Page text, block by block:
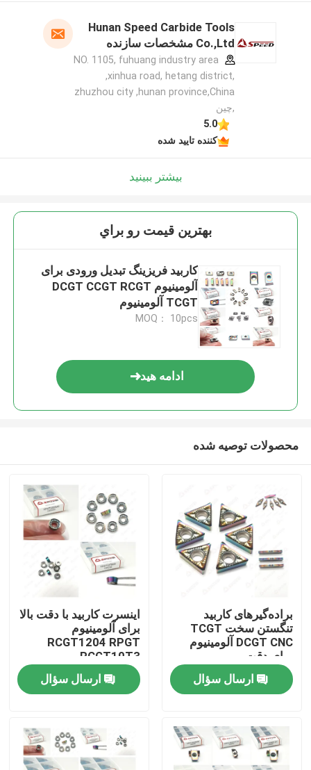
خانه
Hunan Speed Carbide Tools
Co.,Ltd مشخصات سازنده
NO. 1105, fuhuang industry area
,xinhua road, hetang district,
zhuzhou city ,hunan province,China
,چین
5.0
کننده تایید شده
بیشتر ببینید
بهترين قيمت رو براي
کاربید فریزینگ تبدیل ورودی برای
آلومینیوم DCGT CCGT RCGT
TCGT آلومینیوم
MOQ： 10pcs
ادامه هید
محصولات توصیه شده
براده‌گیرهای کاربید
تنگستن سخت TCGT
DCGT CNC آلومینیوم
برای دقت
ارسال سؤال
اینسرت کاربید با دقت بالا
برای آلومینیوم
RCGT1204 RPGT
RCGT10T3
RCGT1003 پوشش DLC
PVD و مقاومت سایشی
بالا
ارسال سؤال